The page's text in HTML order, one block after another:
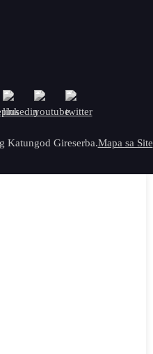
Katungod Gireserba.Mapa sa Site